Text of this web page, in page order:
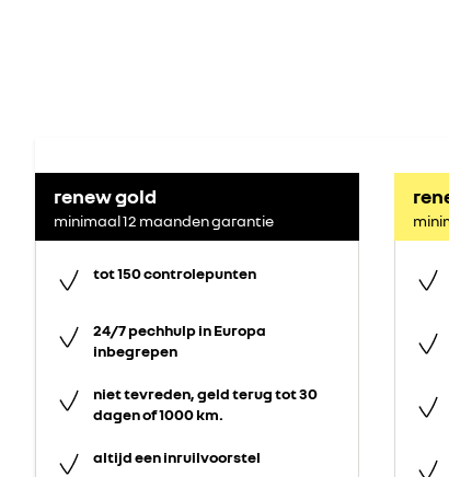
renew gold
minimaal 12 maanden garantie
tot 150 controlepunten
24/7 pechhulp in Europa
inbegrepen
niet tevreden, geld terug tot 30
dagen of 1000 km.
altijd een inruilvoorstel